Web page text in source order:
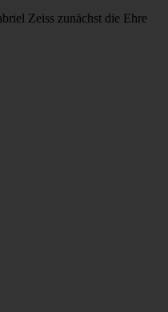
Zeiss zunächst die Ehre